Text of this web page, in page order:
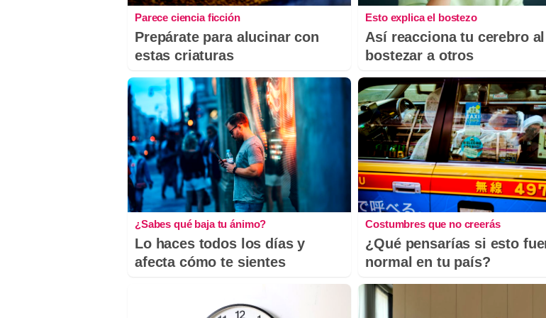
Parece ciencia ficción
Prepárate para alucinar con
estas criaturas
Esto explica el bostezo
Así reacciona tu cerebro
bostezar a otros
¿Sabes qué baja tu ánimo?
Lo haces todos los días y
afecta cómo te sientes
Costumbres que no creerás
¿Qué pensarías si esto
normal en tu país?